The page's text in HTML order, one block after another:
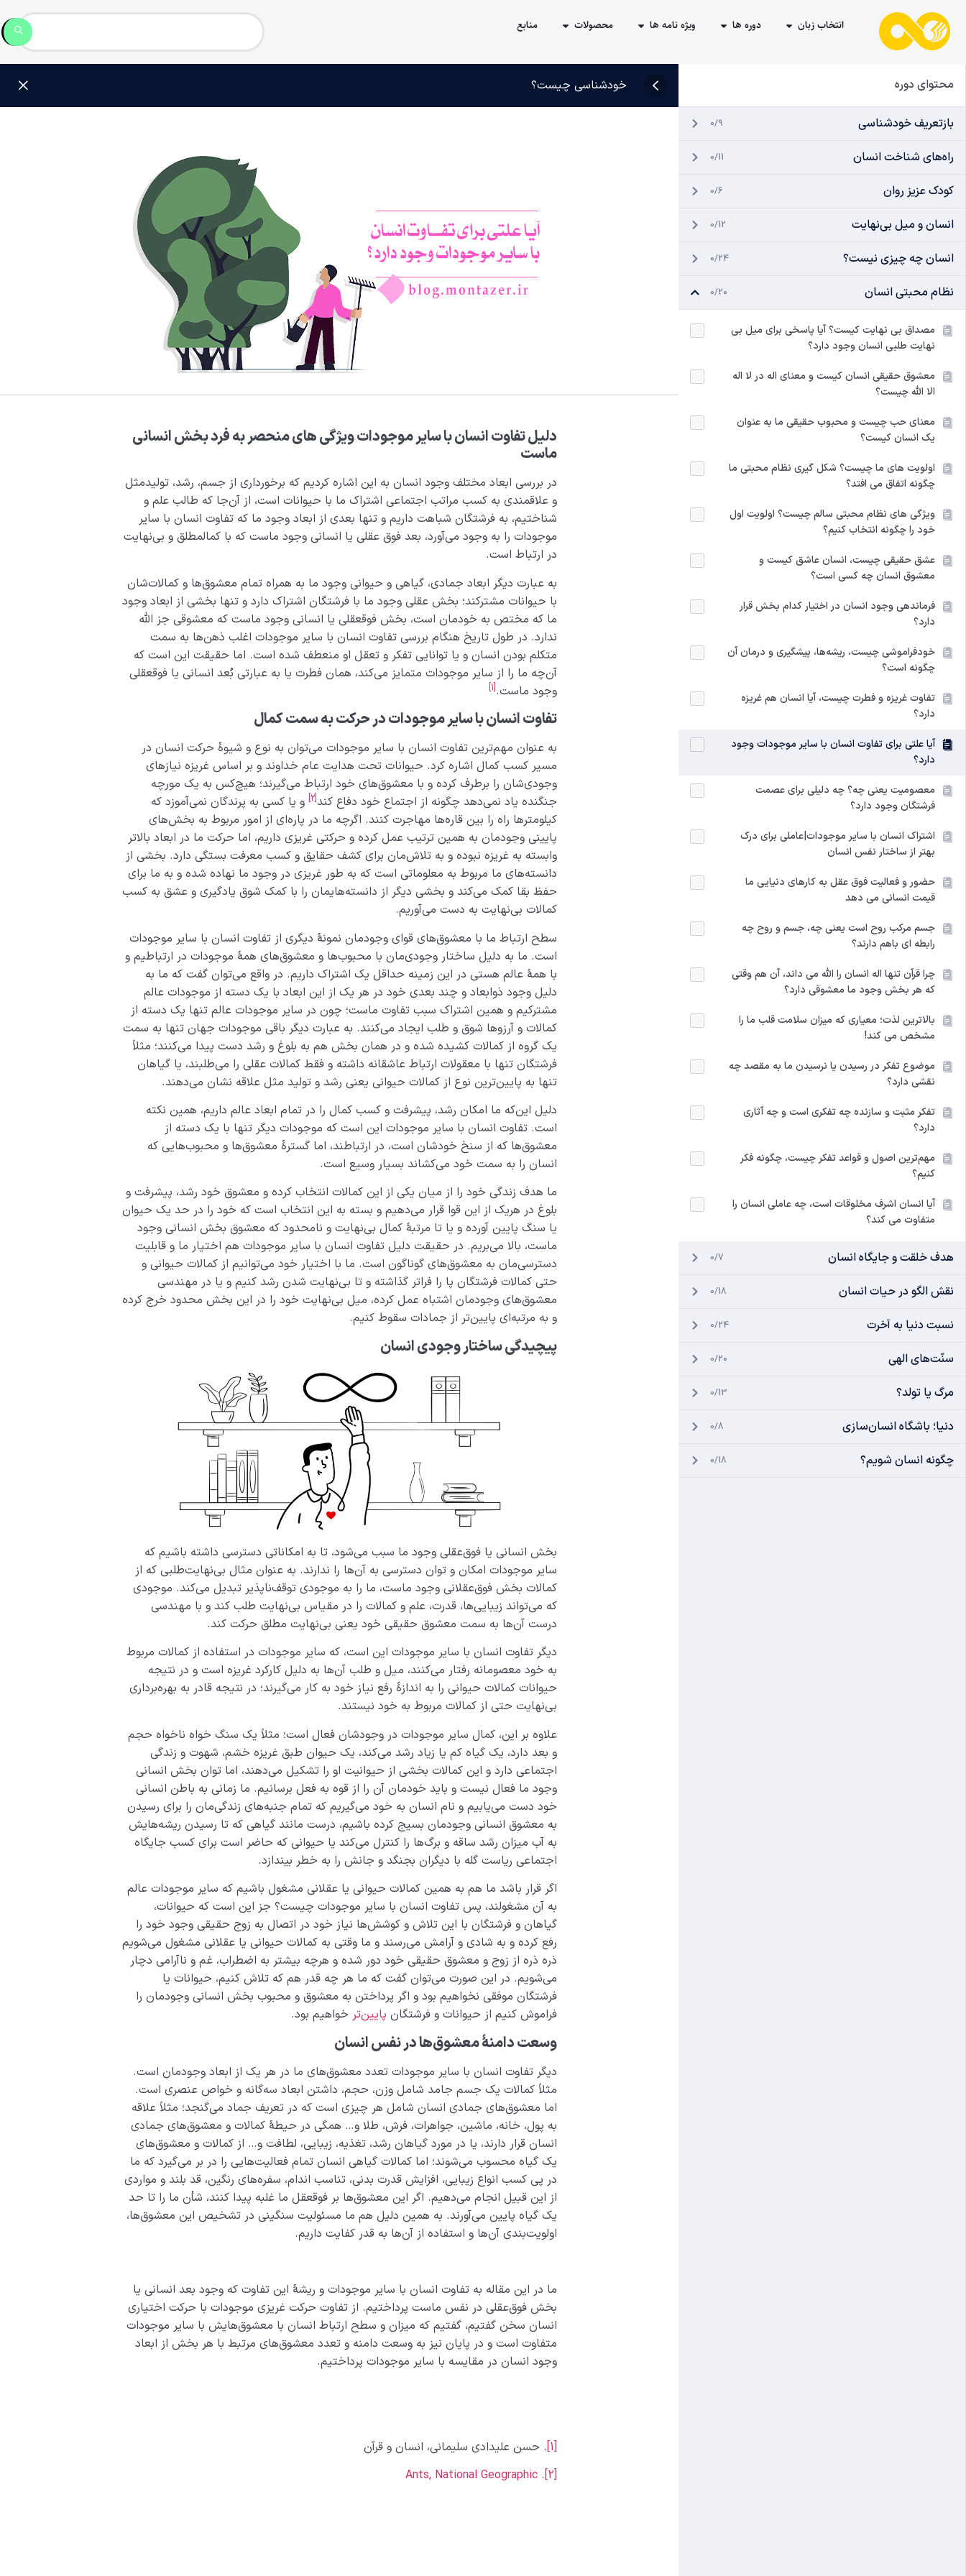
انتخاب زبان دوره ها ویژه نامه ها محصولات منابع
محتوای دوره
بازتعریف خودشناسی 0/9
راه‌های شناخت انسان 0/11
کودک عزیز روان 0/6
انسان و میل بی‌نهایت 0/12
انسان چه چیزی نیست؟ 0/24
نظام محبتی انسان 0/20
مصداق بی نهایت کیست؟ آیا پاسخی برای میل بی
نهایت طلبی انسان وجود دارد؟
معشوق حقیقی انسان کیست و معنای اله در لا اله
الا الله چیست؟
معنای حب چیست و محبوب حقیقی ما به عنوان
یک انسان کیست؟
اولویت های ما چیست؟ شکل گیری نظام محبتی ما
چگونه اتفاق می افتد؟
ویژگی های نظام محبتی سالم چیست؟ اولویت‌ اول
خود را چگونه انتخاب کنیم؟
عشق حقیقی چیست، انسان عاشق کیست و
معشوق انسان چه کسی است؟
فرماندهی وجود انسان در اختیار کدام بخش قرار
دارد؟
خودفراموشی چیست، ریشه‌ها، پیشگیری و درمان آن
چگونه است؟
تفاوت غریزه و فطرت چیست، آیا انسان هم غریزه
دارد؟
آیا علتی برای تفاوت انسان با سایر موجودات وجود
دارد؟
معصومیت یعنی چه؟ چه دلیلی برای عصمت
فرشتگان وجود دارد؟
اشتراک انسان با سایر موجودات|عاملی برای درک
بهتر از ساختار نفس انسان
حضور و فعالیت فوق عقل به کارهای دنیایی ما
قیمت انسانی می‌ دهد
جسم مرکب روح است یعنی چه، جسم و روح چه
رابطه‌ ای باهم دارند؟
چرا قرآن تنها اله انسان را الله می داند، آن هم وقتی
که هر بخش وجود ما معشوقی دارد؟
بالاترین لذت؛ معیاری که میزان سلامت قلب ما را
مشخص می کند!
موضوع تفکر در رسیدن یا نرسیدن ما به مقصد چه
نقشی دارد؟
تفکر مثبت و سازنده چه تفکری است و چه آثاری
دارد؟
مهم‌ترین اصول و قواعد تفکر چیست، چگونه فکر
کنیم؟
آیا انسان اشرف مخلوقات است، چه عاملی انسان را
متفاوت می‌ کند؟
هدف خلقت و جایگاه انسان 0/7
نقش الگو در حیات انسان 0/18
نسبت دنیا به آخرت 0/24
سنّت‌های الهی 0/20
مرگ یا تولد؟ 0/13
دنیا؛ باشگاه انسان‌سازی 0/8
چگونه انسان شویم؟ 0/18
خودشناسی چیست؟
دلیلتفاوت انسان با سایر موجودات ویژگی های منحصر به فرد بخش انسانی
ماست
در بررسی ابعاد مختلف وجود انسان به این اشاره کردیم که برخورداری از جسم، رشد، تولیدمثل
و علاقمندی به کسب مراتب اجتماعی اشتراک ما با حیوانات است، از آن‌جا که طالب علم و
شناختیم، به فرشتگان شباهت داریم و تنها بعدی از ابعاد وجود ما که تفاوت انسان با سایر
موجودات را به وجود می‌آورد، بعد فوق عقلی یا انسانی وجود ماست که با کمال­مطلق و بی‌نهایت
در ارتباط است.
به عبارت دیگر ابعاد جمادی، گیاهی و حیوانی وجود ما به همراه تمام معشوق‌ها و کمالات‌شان
با حیوانات مشترکند؛ بخش عقلی وجود ما با فرشتگان اشتراک دارد و تنها بخشی از ابعاد وجود
ما که مختص به خودمان است، بخش فوق­عقلی یا انسانی وجود ماست که معشوقی جز الله
ندارد. در طول تاریخ هنگام بررسی تفاوت انسان با سایر موجودات اغلب ذهن‌ها به سمت
متکلم بودن انسان و یا توانایی تفکر و تعقل او منعطف شده است. اما حقیقت این است که
آن‌چه ما را از سایر موجودات متمایز می‌کند، همان فطرت یا به عبارتی بُعد انسانی یا فوق­عقلی
وجود ماست.[1]
تفاوت انسان با سایر موجودات در حرکت به سمت کمال
به عنوان مهم‌ترین تفاوت انسان با سایر موجودات می‌توان به نوع و شیوۀ حرکت انسان در
مسیر کسب کمال اشاره کرد. حیوانات تحت هدایت عام خداوند و بر اساس غریزه نیازهای
وجودی‌شان را برطرف کرده و با معشوق‌های خود ارتباط می‌گیرند؛ هیچ‌کس به یک مورچه
جنگنده یاد نمی‌دهد چگونه از اجتماع خود دفاع کند[2]
و یا کسی به پرندگان نمی‌آموزد که
کیلومترها راه را بین قاره‌ها مهاجرت کنند. اگرچه ما در پاره‌ای از امور مربوط به بخش‌های
پایینی وجودمان به همین ترتیب عمل کرده و حرکتی غریزی داریم، اما حرکت ما در ابعاد بالاتر
وابسته به غریزه نبوده و به تلاش‌مان برای کشف حقایق و کسب معرفت بستگی دارد. بخشی از
دانسته‌های ما مربوط به معلوماتی است که به طور غریزی در وجود ما نهاده شده و به ما برای
حفظ بقا کمک می‌کند و بخشی دیگر از دانسته‌هایمان را با کمک شوق یادگیری و عشق به کسب
کمالات بی‌نهایت به دست می‌آوریم.
سطح ارتباط ما با معشوق‌های قوای وجودمان نمونۀ دیگری از تفاوت انسان با سایر موجودات
است. ما به دلیل ساختار وجودی‌مان با محبوب‌ها و معشوق‌های همۀ موجودات در ارتباطیم و
با همۀ عالم هستی در این زمینه حداقل یک اشتراک داریم. در واقع می‌توان گفت که ما به
دلیل وجود ذوابعاد و چند بعدی خود در هر یک از این ابعاد با یک دسته از موجودات عالم
مشترکیم و همین اشتراک سبب تفاوت ماست؛ چون در سایر موجودات عالم تنها یک دسته از
کمالات و آرزوها شوق و طلب ایجاد می‌کنند. به عبارت دیگر باقی موجودات جهان تنها به سمت
یک گروه از کمالات کشیده شده و در همان بخش هم به بلوغ و رشد دست پیدا می‌کنند؛ مثلاً
فرشتگان تنها با معقولات ارتباط عاشقانه داشته و فقط کمالات عقلی را می‌طلبند، یا گیاهان
تنها به پایین‌ترین نوع از کمالات حیوانی یعنی رشد و تولید مثل علاقه نشان می‌دهند.
دلیل این‌که ما امکان رشد، پیشرفت و کسب کمال را در تمام ابعاد عالم داریم، همین نکته
است. تفاوت انسان با سایر موجودات این است که موجودات دیگر تنها با یک دسته از
معشوق‌ها که از سنخ خودشان است، در ارتباطند، اما گسترۀ معشوق‌ها و محبوب‌هایی که
انسان را به سمت خود می‌کشاند بسیار وسیع است.
ما هدف زندگی خود را از میان یکی از این کمالات انتخاب کرده و معشوق خود رشد، پیشرفت و
بلوغ در هریک از این قوا قرار می‌دهیم و بسته به این انتخاب است که خود را در حد یک حیوان
یا سنگ پایین آورده و یا تا مرتبۀ کمال بی‌نهایت و نامحدود که معشوق بخش انسانی وجود
ماست، بالا می‌بریم. در حقیقت دلیل تفاوت انسان با سایر موجودات هم اختیار ما و قابلیت
دسترسی‌مان به معشوق‌های گوناگون است. ما با اختیار خود می‌توانیم از کمالات حیوانی و
حتی کمالات فرشتگان پا را فراتر گذاشته و تا بی‌نهایت شدن رشد کنیم و یا در مهندسی
معشوق‌های‌ وجودمان اشتباه عمل کرده، میل بی‌نهایت خود را در این بخش محدود خرج کرده
و به مرتبه‌ای پایین‌تر از جمادات سقوط ­کنیم.
پیچیدگی ساختار وجودی‌ انسان
بخش انسانی یا فوق‌عقلی وجود ما سبب می‌شود، تا به امکاناتی دسترسی داشته باشیم که
سایر موجودات امکان و توان دسترسی به آن‌ها را ندارند. به عنوان مثال بی‌نهایت‌طلبی که از
کمالات بخش فوق‌عقلانی وجود ماست، ما را به موجودی توقف‌ناپذیر تبدیل می‌کند. موجودی
که می‌تواند زیبایی‌ها، قدرت، علم و کمالات را در مقیاس بی‌نهایت طلب کند و با مهندسی
درست آن‌ها به سمت معشوق حقیقی خود یعنی بی‌نهایت مطلق حرکت کند.
دیگر تفاوت انسان با سایر موجودات این است، که سایر موجودات در استفاده از کمالات مربوط
به خود معصومانه رفتار می‌کنند، میل و طلب آن‌ها به دلیل کارکرد غریزه است و در نتیجه
حیوانات کمالات حیوانی را به اندازۀ رفع نیاز خود به کار می‌گیرند؛ در نتیجه قادر به بهره‌برداری
بی‌نهایت حتی از کمالات مربوط به خود نیستند.
علاوه بر این، کمال سایر موجودات در وجودشان فعال است؛ مثلاً یک سنگ خواه ناخواه حجم
و بعد دارد، یک گیاه کم یا زیاد رشد می‌کند، یک حیوان طبق غریزه خشم، شهوت و زندگی
اجتماعی دارد و این کمالات بخشی از حیوانیت او را تشکیل می‌دهند، اما توان بخش انسانی
وجود ما فعال نیست و باید خودمان آن را از قوه به فعل برسانیم. ما زمانی به باطن انسانی
خود دست می‌یابیم و نام انسان به خود می‌گیریم که تمام جنبه‌های زندگی‌مان را برای رسیدن
به معشوق انسانی وجودمان بسیج کرده باشیم، درست مانند گیاهی که تا رسیدن ریشه‌هایش
به آب میزان رشد ساقه و برگ‌ها را کنترل می‌کند یا حیوانی که حاضر است برای کسب جایگاه
اجتماعی ریاست گله با دیگران بجنگد و جانش را به خطر بیندازد.
اگر قرار باشد ما هم به همین کمالات حیوانی یا عقلانی مشغول باشیم که سایر موجودات عالم
به آن مشغولند، پس تفاوت انسان با سایر موجودات چیست؟ جز این است که حیوانات،
گیاهان و فرشتگان با این تلاش‌ و کوشش‎‌ها نیاز خود در اتصال به زوج حقیقی وجود خود را
رفع کرده و به شادی و آرامش می‌رسند و ما وقتی به کمالات حیوانی یا عقلانی مشغول می‌شویم
ذره ذره از زوج و معشوق حقیقی خود دور شده و هرچه بیشتر به اضطراب، غم و ناآرامی دچار
می‌شویم. در این صورت می‌توان گفت که ما هر چه قدر هم که تلاش کنیم، حیوانات یا
فرشتگان موفقی نخواهیم بود و اگر پرداختن به معشوق و محبوب بخش انسانی وجودمان را
فراموش کنیم از حیوانات و فرشتگان پایین‌تر خواهیم بود.
وسعت دامنۀ معشوق‌ها در نفس انسان
دیگر تفاوت انسان با سایر موجودات تعدد معشوق‌های ما در هر یک از ابعاد وجودمان است.
مثلاً کمالات یک جسم جامد شامل وزن، حجم، داشتن ابعاد سه‌گانه و خواص عنصری است.
اما معشوق‌های جمادی انسان شامل هر چیزی است که در تعریف جماد می‌گنجد؛ مثلاً علاقه
به پول، خانه، ماشین، جواهرات، فرش، طلا و… همگی در حیطۀ کمالات و معشوق‌های جمادی
انسان قرار دارند، یا در مورد گیاهان رشد، تغذیه، زیبایی، لطافت و… از کمالات و معشوق‌های
یک گیاه محسوب می‌شوند؛ اما کمالات گیاهی انسان تمام فعالیت‌هایی را در بر می‌گیرد که ما
در پی کسب انواع زیبایی، افزایش قدرت بدنی، تناسب اندام، سفره‌های رنگین، قد بلند و مواردی
از این قبیل انجام می‌دهیم. اگر این معشوق‌ها بر فوق­عقل ما غلبه پیدا کنند، شأن ما را تا حد
یک گیاه پایین می‌آورند. به همین دلیل هم ما مسئولیت سنگینی در تشخیص این معشوق‌ها،
اولویت‌بندی آن‌ها و استفاده از آن‌ها به قدر کفایت داریم.
ما در این مقاله به تفاوت انسان با سایر موجودات و ریشۀ این تفاوت که وجود بعد انسانی یا
بخش فوق‌عقلی در نفس ماست پرداختیم. از تفاوت حرکت غریزی موجودات با حرکت اختیاری
انسان سخن گفتیم، گفتیم که میزان و سطح ارتباط انسان با معشوق‌هایش با سایر موجودات
متفاوت است و در پایان نیز به وسعت دامنه و تعدد معشوق‌های مرتبط با هر بخش از ابعاد
وجود انسان در مقایسه با سایر موجودات پرداختیم.
[1] . حسن علیدادی سلیمانی، انسان و قرآن
[2]
.
Ants, National Geographic